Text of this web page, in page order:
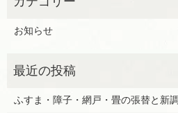
お知らせ
ふすま・障子・網戸・畳の張替と新